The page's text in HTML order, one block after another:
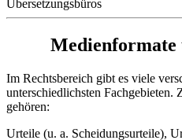
Medienformate
Im Rechtsbereich gibt es viele
unterschiedlichsten Fachgebieten.
gehören:
Urteile (u. a. Scheidungsurteile),